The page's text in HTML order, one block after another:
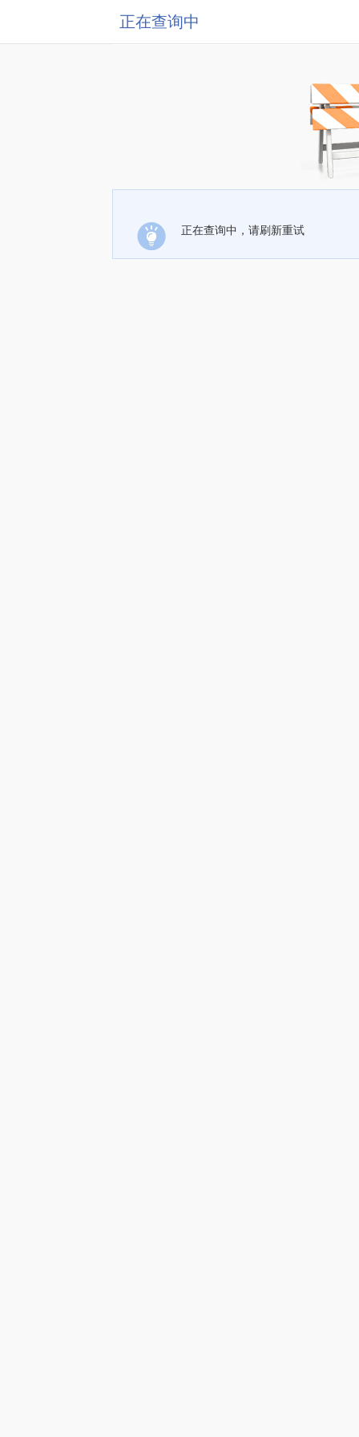
正在查询中
正在查询中，请刷新重试